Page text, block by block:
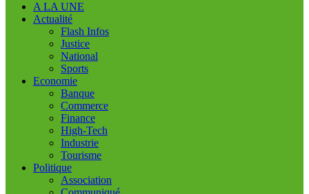
A LA UNE
Actualité
Flash Infos
Justice
National
Sports
Economie
Banque
Commerce
Finance
High-Tech
Industrie
Tourisme
Politique
Association